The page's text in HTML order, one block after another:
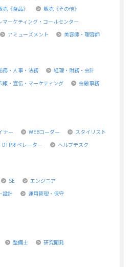
売《食品》
販売《その他》
マーケティング・コールセンター
アミューズメント 美容師・理容師
務・人事・法務
経理・財務・会計
報・宣伝・マーケティング
金融事務
ナー WEBコーダー
スタイリスト
DTPオペレーター ヘルプデスク
SE
エンジニア
設計
運用管理・保守
整備士 研究開発